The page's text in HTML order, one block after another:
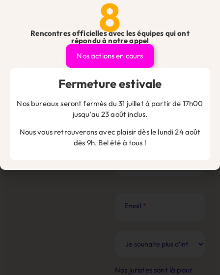
Téléphone
Téléphone de l'entreprise
Email *
Nos juristes sont là pour
8
Rencontres officielles avec les équipes qui ont
répondu à notre appel
Nos actions en cours
Fermeture estivale
Nos bureaux seront fermés du 31 juillet à partir de 17h00
jusqu’au 23 août inclus.
Nous vous retrouverons avec plaisir dès le lundi 24 août
dès 9h. Bel été à tous !